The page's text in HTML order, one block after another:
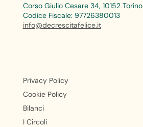
Corso Giulio Cesare 34, 10152 Torino
Codice Fiscale: 97726380013
info@decrescitafelice.it
Privacy Policy
Cookie Policy
Bilanci
I Circoli